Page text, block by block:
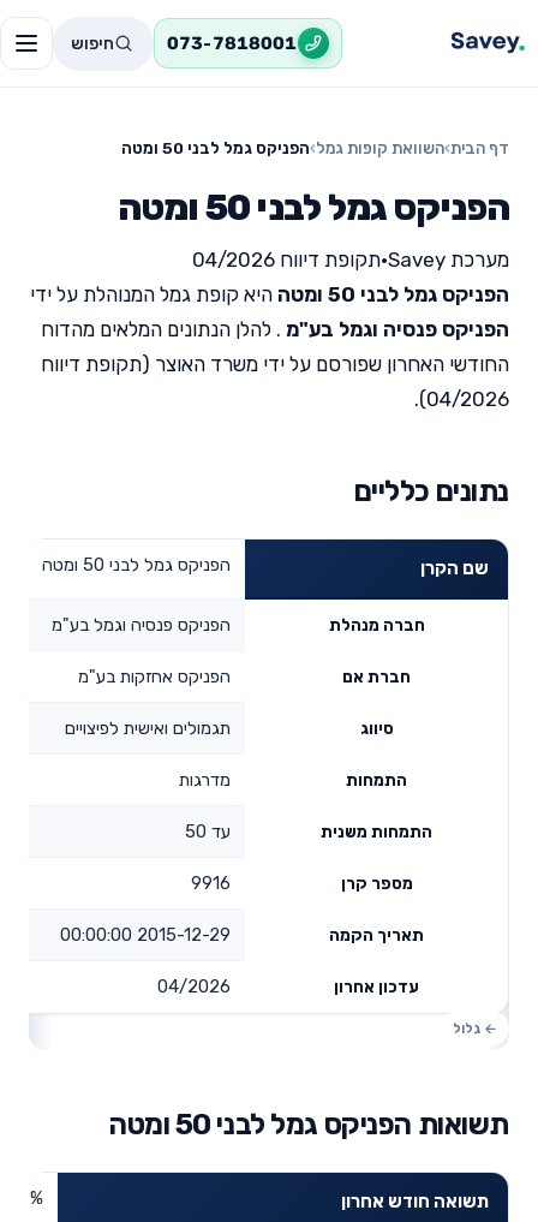
073-7818001 חיפוש
דף הבית›השוואת קופות גמל›הפניקס גמל לבני 50 ומטה
הפניקס גמל לבני 50 ומטה
מערכת Savey •תקופת דיווח 04/2026
הפניקס גמל לבני 50 ומטה
היא קופת גמל המנוהלת על ידי
הפניקס פנסיה וגמל בע"מ . להלן הנתונים המלאים מהדוח
החודשי האחרון שפורסם על ידי משרד האוצר (תקופת דיווח
04/2026).
נתונים כלליים
שם הקרן הפניקס גמל לבני 50 ומטה
חברה מנהלת הפניקס פנסיה וגמל בע"מ
חברת אם הפניקס אחזקות בע"מ
סיווג תגמולים ואישית לפיצויים
התמחות מדרגות
התמחות משנית עד 50
מספר קרן 9916
תאריך הקמה 2015-12-29 00:00:00
עדכון אחרון 04/2026
תשואות הפניקס גמל לבני 50 ומטה
תשואה חודש אחרון